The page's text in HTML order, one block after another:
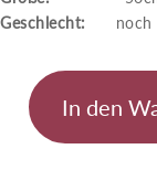
Geschlecht: noch
Asagi
Menge
In den